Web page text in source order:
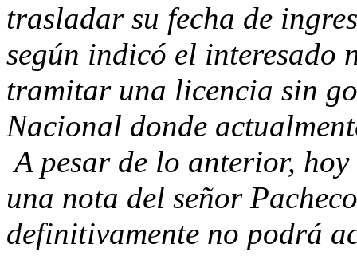
trasladar su fecha de
según indicó el interesado
tramitar una licencia sin
Nacional donde
A pesar de lo anterior, hoy
una nota del señor
definitivamente no podrá